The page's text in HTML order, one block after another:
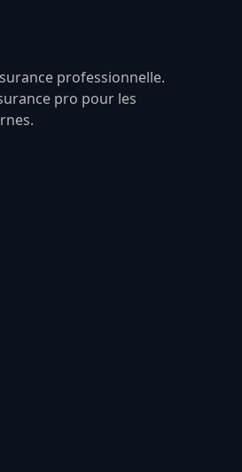
professionnelle.
pro pour les